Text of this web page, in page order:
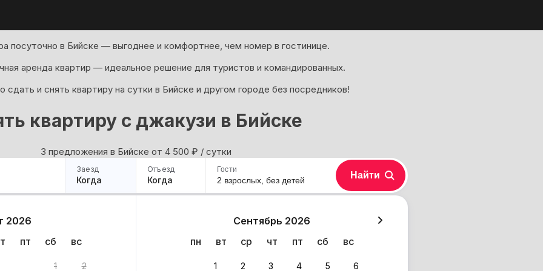
посуточно в Бийске — выгоднее и комфортнее, чем номер в гостинице.
аренда квартир — идеальное решение для туристов и командированных.
сдать и снять квартиру на сутки в Бийске и другом городе без посредников!
квартиру с джакузи в Бийске
3 предложения в Бийске oт 4 500 ₽ / сутки
Заезд
Когда
Отъезд
Когда
2026
пт сб вс
1 2
Сентябрь 2026
пн
вт ср чт пт сб вс
1 2 3 4 5 6
Гости
2 взрослых, без детей Найти